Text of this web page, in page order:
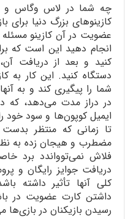
چه شما در لاس وگاس و
کازینوهای بزرگ دنیا
عضویت در آن کازینو
انجام دهید این است که
کنید و بعد از دریافت
دستگاه کنید. این کار به
شما را پیگیری کند و به
در دراز مدت می‌دهد، که
ایمیل کوپون‌ها و سود خود
تا زمانی که منتظر
مضطرب و هیجان زده به
فلاش نمی‌توواندد برد
دریافت جوایز رایگان و
کلی آنها تأثیر داشته
داشتن کارت عضویت در
رسیدن بازیکنان در بازی‌ها